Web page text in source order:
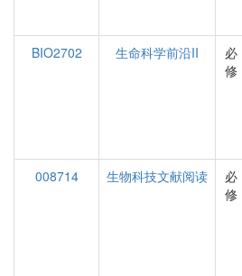
BIO2702
生命科学前沿II
必
修
008714
生物科技文献阅读
必
修